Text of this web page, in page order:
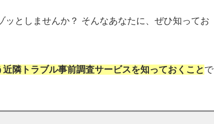
としませんか？ そんなあなたに、ぜひ知ってお
近隣トラブル事前調査サービスを知っておくことで